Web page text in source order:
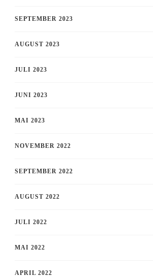
SEPTEMBER 2023
AUGUST 2023
JULI 2023
JUNI 2023
MAI 2023
NOVEMBER 2022
SEPTEMBER 2022
AUGUST 2022
JULI 2022
MAI 2022
APRIL 2022